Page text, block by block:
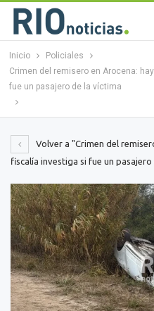
Inicio
Policiales
Crimen del remisero en Arocena:
fue un pasajero de la víctima
Volver a "Crimen del
fiscalía investiga si fue un